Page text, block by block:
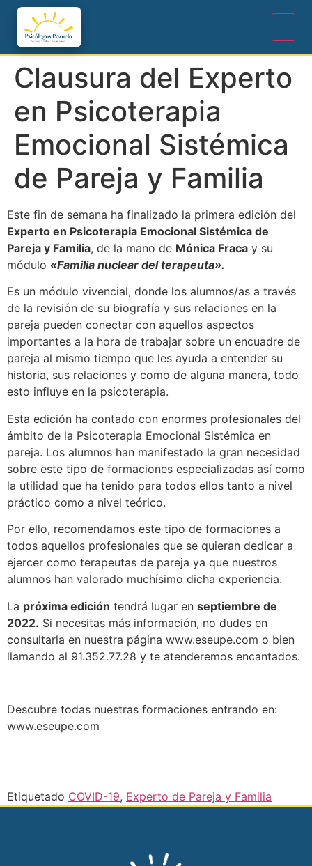
Clausura del Experto
en Psicoterapia
Emocional Sistémica
de Pareja y Familia
Este fin de semana ha finalizado la primera edición del
Experto en Psicoterapia Emocional Sistémica de
Pareja y Familia, de la mano de Mónica Fraca y su
módulo «Familia nuclear del terapeuta».
Es un módulo vivencial, donde los alumnos/as a través
de la revisión de su biografía y sus relaciones en la
pareja pueden conectar con aquellos aspectos
importantes a la hora de trabajar sobre un encuadre de
pareja al mismo tiempo que les ayuda a entender su
historia, sus relaciones y como de alguna manera, todo
esto influye en la psicoterapia.
Esta edición ha contado con enormes profesionales del
ámbito de la Psicoterapia Emocional Sistémica en
pareja. Los alumnos han manifestado la gran necesidad
sobre este tipo de formaciones especializadas así como
la utilidad que ha tenido para todos ellos tanto a nivel
práctico como a nivel teórico.
Por ello, recomendamos este tipo de formaciones a
todos aquellos profesionales que se quieran dedicar a
ejercer como terapeutas de pareja ya que nuestros
alumnos han valorado muchísimo dicha experiencia.
La próxima edición tendrá lugar en septiembre de
2022. Si necesitas más información, no dudes en
consultarla en nuestra página www.eseupe.com o bien
llamando al 91.352.77.28 y te atenderemos encantados.
Descubre todas nuestras formaciones entrando en:
www.eseupe.com
Etiquetado COVID-19, Experto de Pareja y Familia